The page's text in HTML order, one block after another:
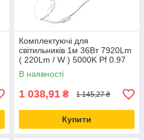
Комплектуючі для
світильників 1м 36Вт 7920Lm
( 220Lm / W ) 5000K Pf 0.97
Led-Story Premium
В наявності
1 038,91 ₴ 1 145,27 ₴
Купити